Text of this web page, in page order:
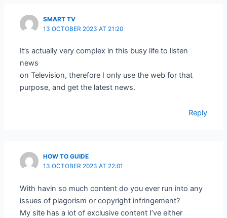
SMART TV
13 OCTOBER 2023 AT 21:20
It’s actually very complex in this busy life to listen
news
on Television, therefore I only use the web for that
purpose, and get the latest news.
Reply
HOW TO GUIDE
13 OCTOBER 2023 AT 22:01
With havin so much content do you ever run into any
issues of plagorism or copyright infringement?
My site has a lot of exclusive content I’ve either